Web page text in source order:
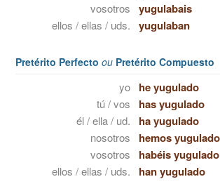
vosotros yugulabais
ellos / ellas / uds. yugulaban
Pretérito Perfecto ou Pretérito Compuesto
yo he yugulado
tú / vos has yugulado
él / ella / ud. ha yugulado
nosotros hemos yugulado
vosotros habéis yugulado
ellos / ellas / uds. han yugulado